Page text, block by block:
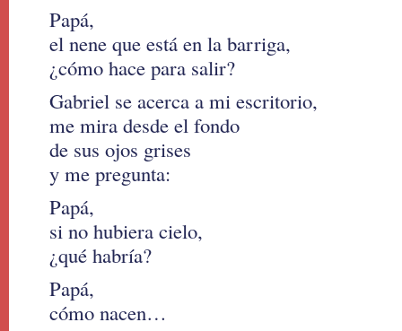
Papá,
el nene que está en la barriga,
¿cómo hace para salir?
Gabriel se acerca a mi escritorio,
me mira desde el fondo
de sus ojos grises
y me pregunta:
Papá,
si no hubiera cielo,
¿qué habría?
Papá,
cómo nacen…